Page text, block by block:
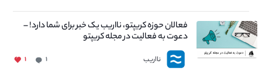
فعالان حوزه کریپتو، نااریب یک خبر برای شما دارد! –
دعوت به فعالیت در مجله کریپتو
نااریب ۱ ۱